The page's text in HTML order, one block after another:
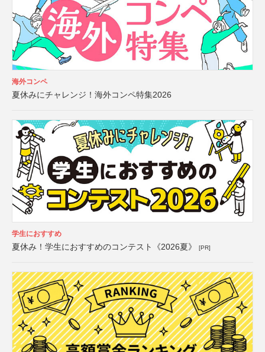
海外コンペ
夏休みにチャレンジ！海外コンペ特集2026
学生におすすめ
夏休み！学生におすすめのコンテスト《2026夏》 [PR]